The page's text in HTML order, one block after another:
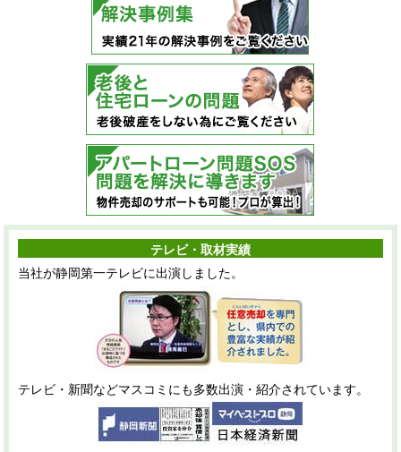
テレビ・取材実績
当社が静岡第一テレビに出演しました。
テレビ・新聞などマスコミにも多数出演・紹介されています。